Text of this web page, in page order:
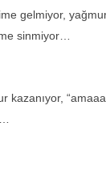
gelmiyor,
sinmiyor…
kazanıyor,